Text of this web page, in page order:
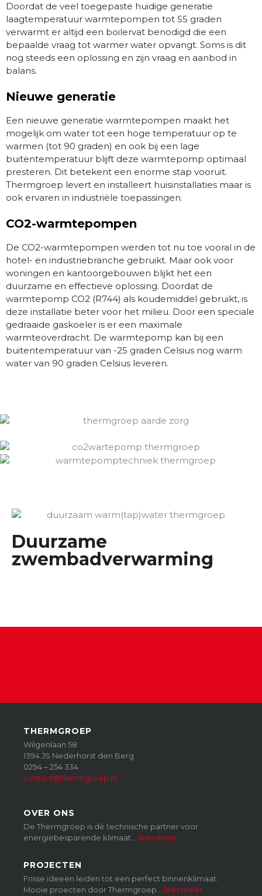
Doordat de veel toegepaste huidige generatie
laagtemperatuur warmtepompen tot 55 graden
verwarmt er altijd een boilervat benodigd die een
bepaalde vraag tot warmer water opvangt. Soms is dit
nog steeds een oplossing en zijn vraag en aanbod in
balans.
Nieuwe generatie
Een nieuwe generatie warmtepompen maakt het
mogelijk om water tot een hoge temperatuur op te
warmen (tot 90 graden) en ook bij een lage
buitentemperatuur blijft deze warmtepomp optimaal
presteren. Dit betekent een enorme stap vooruit.
Thermgroep levert en installeert huisinstallaties maar is
ook ervaren in industriële toepassingen.
CO2-warmtepompen
De CO2-warmtepompen werden tot nu toe vooral in de
hotel- en industriebranche gebruikt. Maar ook voor
woningen en kantoorgebouwen blijkt het een
duurzame en effectieve oplossing. Doordat de
warmtepomp CO2 (R744) als koudemiddel gebruikt, is
deze installatie beter voor het milieu. Door een speciale
gedraaide gaskoeler is er een maximale
warmteoverdracht. De warmtepomp kan bij een
buitentemperatuur van -25 graden Celsius nog warm
water van 90 graden Celsius leveren.
Duurzame
zwembadverwarming
THERMGROEP
Wilgenlaan 58
1394 JS Nederhorst den Berg
0294 – 254 334
contact@thermgroep.nl
OVER ONS
De Thermgroep is dè technische partner voor
energiebesparende klimaat… lees meer
PROJECTEN
Frisse ideeën leiden tot een perfect binnenklimaat.
Mooie proecten door Thermgroep… lees meer